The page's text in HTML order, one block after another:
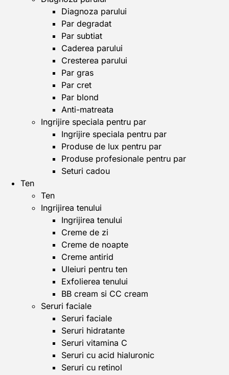
Diagnoza parului
Par degradat
Par subtiat
Caderea parului
Cresterea parului
Par gras
Par cret
Par blond
Anti-matreata
Ingrijire speciala pentru par
Ingrijire speciala pentru par
Produse de lux pentru par
Produse profesionale pentru par
Seturi cadou
Ten
Ten
Ingrijirea tenului
Ingrijirea tenului
Creme de zi
Creme de noapte
Creme antirid
Uleiuri pentru ten
Exfolierea tenului
BB cream si CC cream
Seruri faciale
Seruri faciale
Seruri hidratante
Seruri vitamina C
Seruri cu acid hialuronic
Seruri cu retinol